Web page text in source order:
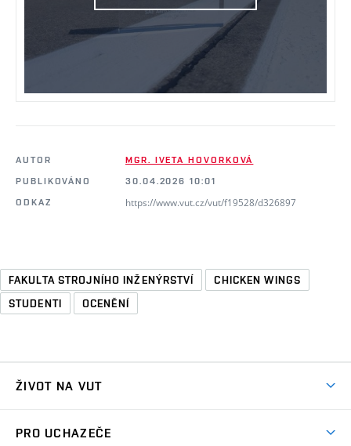
AUTOR
MGR. IVETA HOVORKOVÁ
PUBLIKOVÁNO
30.04.2026 10:01
ODKAZ
https://www.vut.cz/vut/f19528/d326897
FAKULTA STROJNÍHO INŽENÝRSTVÍ
CHICKEN WINGS
STUDENTI
OCENĚNÍ
ŽIVOT NA VUT
PRO UCHAZEČE